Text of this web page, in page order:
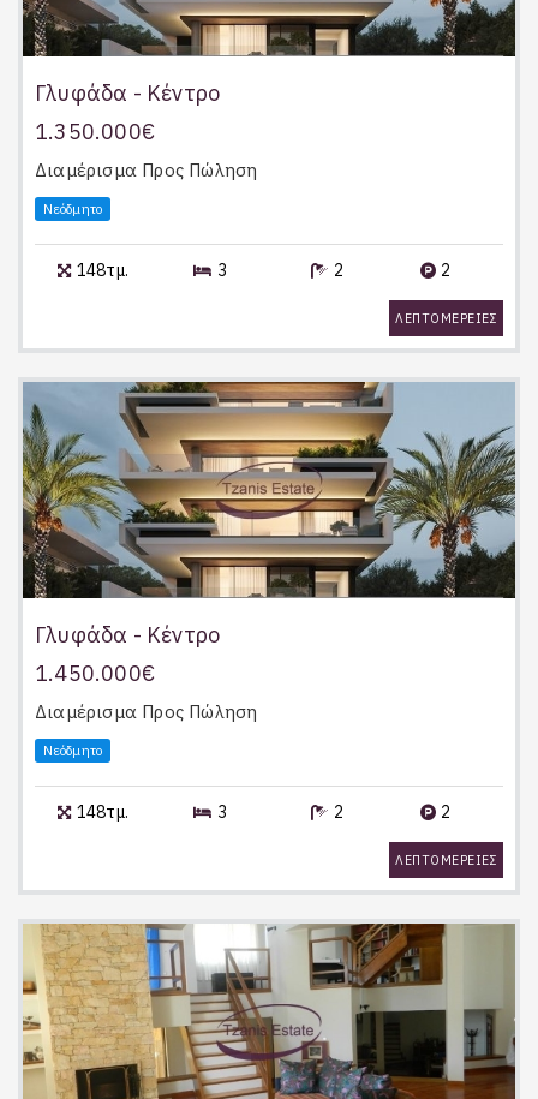
Γλυφάδα - Κέντρο
1.350.000€
Διαμέρισμα Προς Πώληση
Νεόδμητο
148τμ. 3 2 2
ΛΕΠΤΟΜΕΡΕΙΕΣ
Γλυφάδα - Κέντρο
1.450.000€
Διαμέρισμα Προς Πώληση
Νεόδμητο
148τμ. 3 2 2
ΛΕΠΤΟΜΕΡΕΙΕΣ